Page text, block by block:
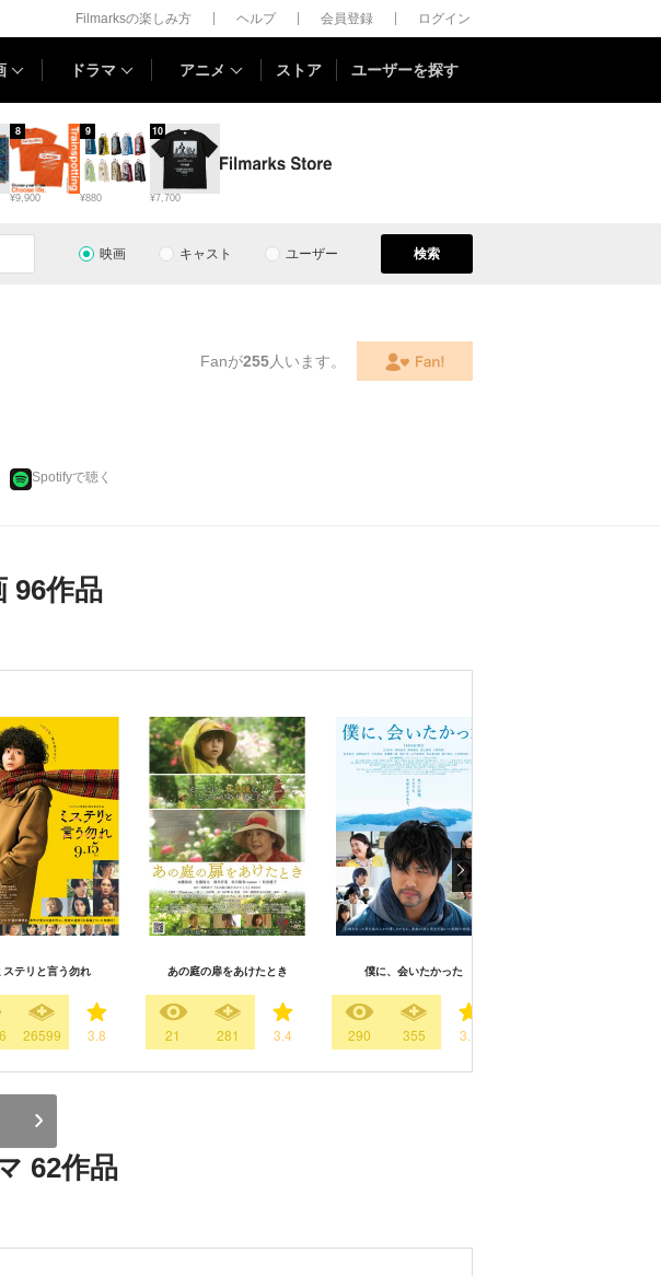
Filmarksの楽しみ方 ヘルプ 会員登録 ログイン
ドラマ アニメ ストア ユーザーを探す
¥9,900
8
¥880
9
¥7,700
10
映画 キャスト ユーザー 検索
Fanが255人います。
Spotifyで聴く
96作品
ステリと言う勿れ
26599 3.8
あの庭の扉をあけたとき
21 281 3.4
僕に、会いたかった
290 355 3.1
62作品